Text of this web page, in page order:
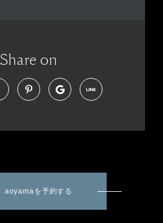
Share on
aoyamaを予約する